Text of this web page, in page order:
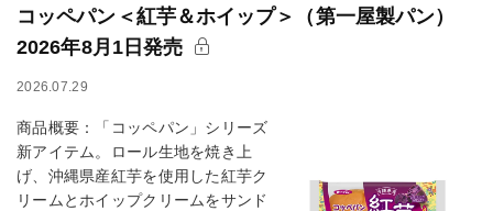
コッペパン＜紅芋＆ホイップ＞（第一屋製パン）
2026年8月1日発売
2026.07.29
商品概要：「コッペパン」シリーズ
新アイテム。ロール生地を焼き上
げ、沖縄県産紅芋を使用した紅芋ク
リームとホイップクリームをサンド